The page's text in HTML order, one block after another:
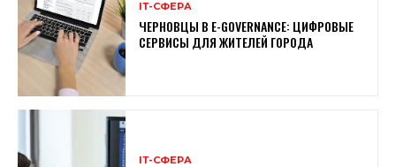
ІТ-СФЕРА
ЧЕРНОВЦЫ В E-GOVERNANCE: ЦИФРОВЫЕ
СЕРВИСЫ ДЛЯ ЖИТЕЛЕЙ ГОРОДА
ІТ-СФЕРА